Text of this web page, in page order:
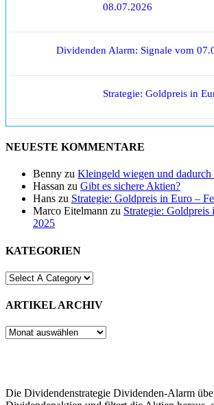
08.07.2026
Dividenden Alarm: Signale vom
Strategie: Goldpreis in
NEUESTE KOMMENTARE
Benny zu Kleingeld wiegen und dadurch
Hassan zu Gibt es sichere Aktien?
Hans zu Strategie: Goldpreis in Euro –
Marco Eitelmann zu Strategie: Goldpreis
2025
KATEGORIEN
ARTIKEL ARCHIV
ARTIKEL
Die Dividendenstrategie Dividenden-Alarm